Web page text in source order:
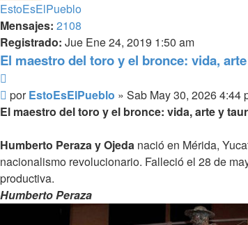
EstoEsElPueblo
Mensajes: 2108
Registrado: Jue Ene 24, 2019 1:50 am
El maestro del toro y el bronce: vida,
Mensaje
porEstoEsElPueblo » Sab May 30, 2026 4:44
El maestro del toro y el bronce: vida, arte y
Humberto Peraza y Ojeda nació en Mérida,
nacionalismo revolucionario. Falleció el 28 de
productiva.
Humberto Peraza